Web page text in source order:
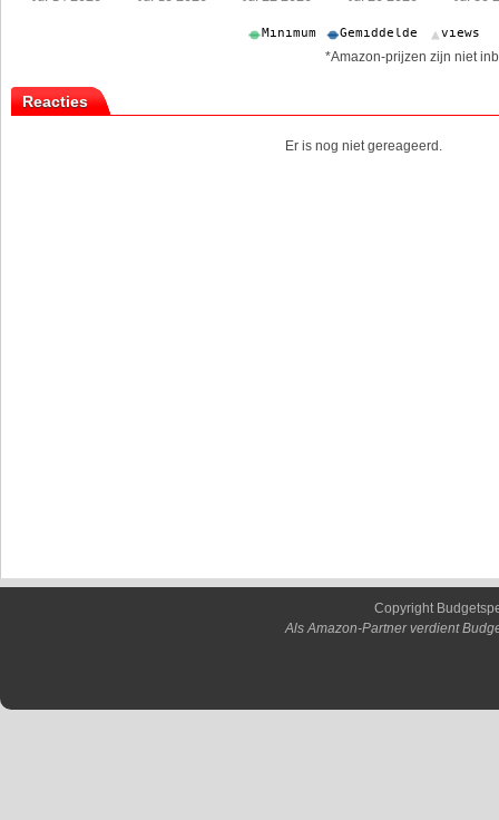
*Amazon-prijzen zijn niet
Reacties
Er is nog niet gereageerd.
Copyright
Als Amazon-Partner verdient